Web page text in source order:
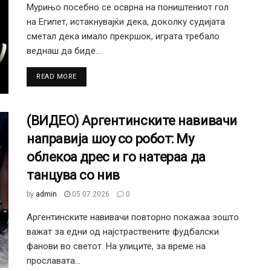
Мурињо посебно се осврна на поништениот гол
на Египет, истакнувајќи дека, доколку судијата
сметал дека имало прекршок, играта требало
веднаш да биде...
READ MOREDETAILS
(ВИДЕО) Аргентинските навивачи
направија шоу со робот: Му
облекоа дрес и го натераа да
танцува со нив
by admin 05.07.2026 0
Аргентинските навивачи повторно покажаа зошто
важат за едни од најстраствените фудбалски
фанови во светот. На улиците, за време на
прославата...